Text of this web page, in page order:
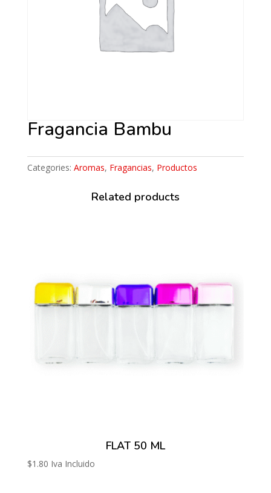
Fragancia Bambu
Categories: Aromas, Fragancias, Productos
Related products
FLAT 50 ML
$1.80 Iva Incluido